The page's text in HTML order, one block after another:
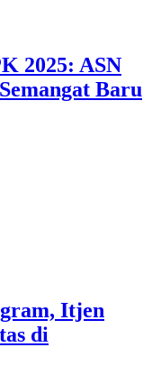
2025: ASN
Baru
Itjen
di